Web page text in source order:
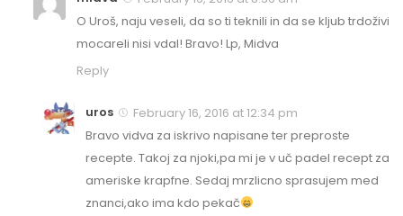
O Uroš, naju veseli, da so ti teknili in da se kljub trdoživi
mocareli nisi vdal! Bravo! Lp, Midva
Reply
uros
February 16, 2016 at 12:34 pm
Bravo vidva za iskrivo napisane ter preproste
recepte. Takoj za njoki,pa mi je v uč padel recept za
ameriske krapfne. Sedaj mrzlicno sprasujem med
znanci,ako ima kdo pekač